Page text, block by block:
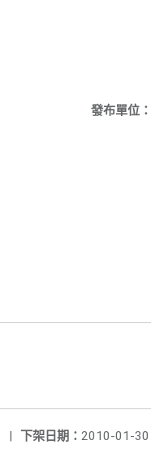
發布單位：
下架日期： 2010-01-30
|